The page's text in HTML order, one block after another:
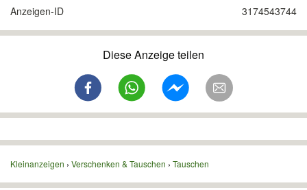
Anzeigen-ID 3174543744
Diese Anzeige teilen
Kleinanzeigen Verschenken & Tauschen Tauschen